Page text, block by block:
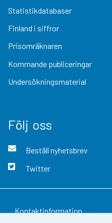
Statistikdatabaser
Finland i siffror
Prisomräknaren
Kommande publiceringar
Undersökningsmaterial
Följ oss
Beställ nyhetsbrev
Twitter
Kontaktinformation